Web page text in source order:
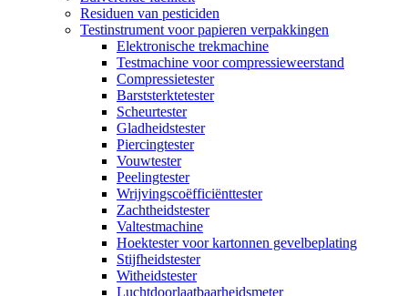
Residuen van pesticiden
Testinstrument voor papieren verpakkingen
Elektronische trekmachine
Testmachine voor compressieweerstand
Compressietester
Barststerktetester
Scheurtester
Gladheidstester
Piercingtester
Vouwtester
Peelingtester
Wrijvingscoëfficiënttester
Zachtheidstester
Valtestmachine
Hoektester voor kartonnen gevelbeplating
Stijfheidstester
Witheidstester
Luchtdoorlaatbaarheidsmeter